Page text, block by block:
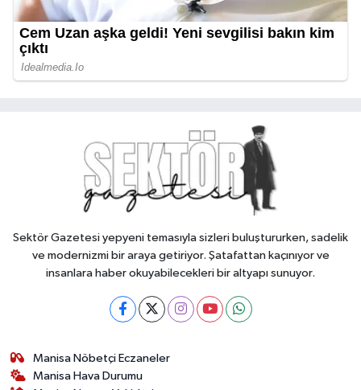
Sektör Gazetesi yepyeni temasıyla sizleri buluştururken, sadelik
ve modernizmi bir araya getiriyor. Şatafattan kaçınıyor ve
insanlara haber okuyabilecekleri bir altyapı sunuyor.
Manisa Nöbetçi Eczaneler
Manisa Hava Durumu